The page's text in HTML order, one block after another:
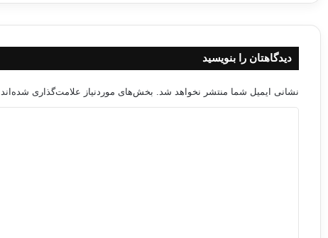
دیدگاهتان را بنویسید
نشانی ایمیل شما منتشر نخواهد شد. بخش‌های موردنیاز علامت‌گذاری شده‌اند